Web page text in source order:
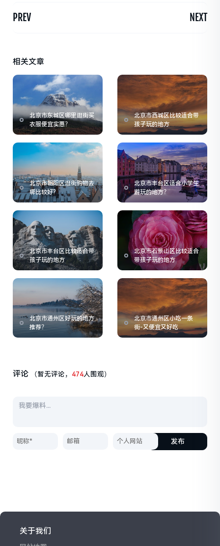
PREV NEXT
相关文章
北京市东城区哪里逛街买
衣服便宜实惠？
北京市西城区比较适合带
孩子玩的地方
北京市朝阳区逛街购物去
哪比较好?
北京市丰台区适合小学生
游玩的地方？
北京市丰台区比较适合带
孩子玩的地方
北京市石景山区比较适合
带孩子玩的地方
北京市通州区好玩的地方
推荐？
北京市通州区小吃一条
街-又便宜又好吃
评论 （暂无评论， 474人围观）
发布
关于我们